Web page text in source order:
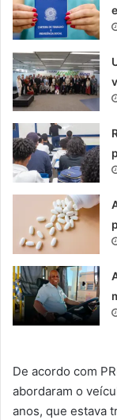
De acordo com
abordaram o
anos, que estava